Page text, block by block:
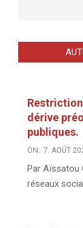
dérive
publiques.
ON: 7. AOÛT
Par Aïssatou
réseaux